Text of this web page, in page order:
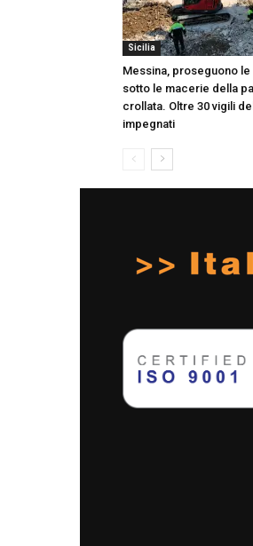
Sicilia
Messina, proseguono
sotto le macerie della
crollata. Oltre 30 vigili
impegnati